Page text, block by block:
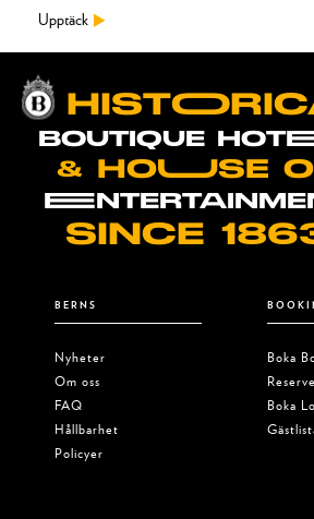
Upptäck
BOUTIQUE
& HOUUSE
SINCE
BERNS
Nyheter
Om oss
FAQ
Hållbarhet
Policyer
Boka
Boka